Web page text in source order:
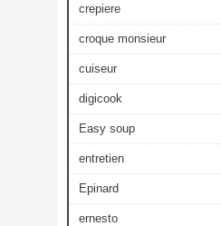
crepiere
croque monsieur
cuiseur
digicook
Easy soup
entretien
Epinard
ernesto